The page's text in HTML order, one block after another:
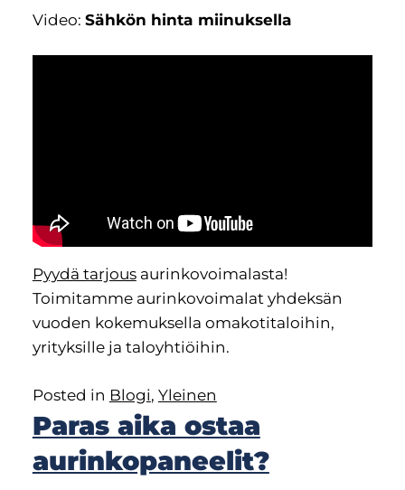
Video: Sähkön hinta miinuksella
Pyydä tarjousaurinkovoimalasta!
Toimitamme aurinkovoimalat yhdeksän
vuoden kokemuksella omakotitaloihin,
yrityksille ja taloyhtiöihin.
Posted in Blogi, Yleinen
Paras aika ostaa
aurinkopaneelit?